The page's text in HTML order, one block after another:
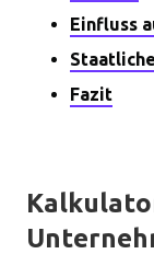
Einfluss
Fazit